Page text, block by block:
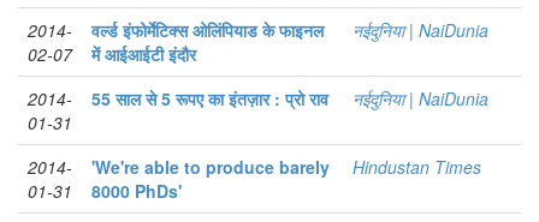
2014-
02-07
वर्ल्ड इंफोर्मेटिक्स ओलिंपियाड के फाइनल
में आईआईटी इंदौर
नईदुनिया | NaiDunia
2014-
01-31
55 साल से 5 रूपए का इंतज़ार : प्रो राव नईदुनिया | NaiDunia
2014-
01-31
'We're able to produce barely
8000 PhDs'
Hindustan Times